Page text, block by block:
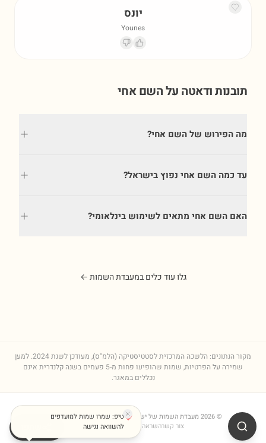
יונס
Younes
תובנות ודאטה על השםאחי
מה הפירוש של השם אחי?
עד כמה השם אחי נפוץ בישראל?
האם השם אחי מתאים לשימוש בינלאומי?
גלו עוד כלים במעבדת השמות ←
מקור הנתונים: הלשכה המרכזית לסטטיסטיקה (הלמ"ס), מעודכן לשנת2024. למען
שמירה על הפרטיות, שמות שהופיעו פחות מ-5 פעמים בשנה קלנדרית אינם
נכללים במאגר.
©
2026 מעבדת השמות של ישראל| מגמות, פירושים וסטטיסטיקות
צור קשרהשראה ומדריכיםכל השמות⚙
טיפ: שמרו שמות למועדפים
להשוואה נגישה